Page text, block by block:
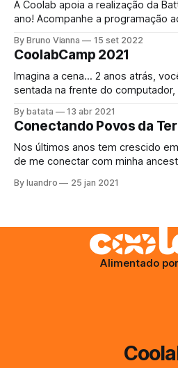
direito universal[1] assim como o
A Coolab apoia a realização da
ano! Acompanhe a programação
By Bruno Vianna 15 set 2022
CoolabCamp 2021
Imagina a cena… 2 anos atrás,
sentada na frente do
justo agora acabou a margarina.
da tarde assim? Bem, não tem
By batata 13 abr 2021
Conectando Povos da
Nos últimos anos tem crescido
de me conectar com minha
as suas resistencias e aprender a
By luandro 25 jan 2021
Alimentado por